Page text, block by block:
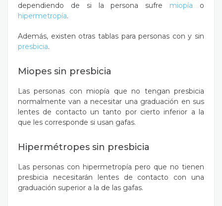
dependiendo de si la persona sufre miopía o
hipermetropía.
Además, existen otras tablas para personas con y sin
presbicia.
Miopes sin presbicia
Las personas con miopía que no tengan presbicia
normalmente van a necesitar una graduación en sus
lentes de contacto un tanto por cierto inferior a la
que les corresponde si usan gafas.
Hipermétropes sin presbicia
Las personas con hipermetropía pero que no tienen
presbicia necesitarán lentes de contacto con una
graduación superior a la de las gafas.